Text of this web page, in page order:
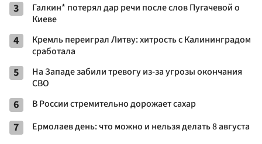
3
Галкин* потерял дар речи после слов Пугачевой о
Киеве
4
Кремль переиграл Литву: хитрость с Калининградом
сработала
5
На Западе забили тревогу из-за угрозы окончания
СВО
6 В России стремительно дорожает сахар
7 Ермолаев день: что можно и нельзя делать 8 августа